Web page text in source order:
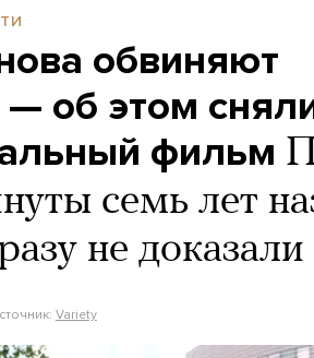
обвиняют
— об этом
фильм
семь лет
не доказали
Variety